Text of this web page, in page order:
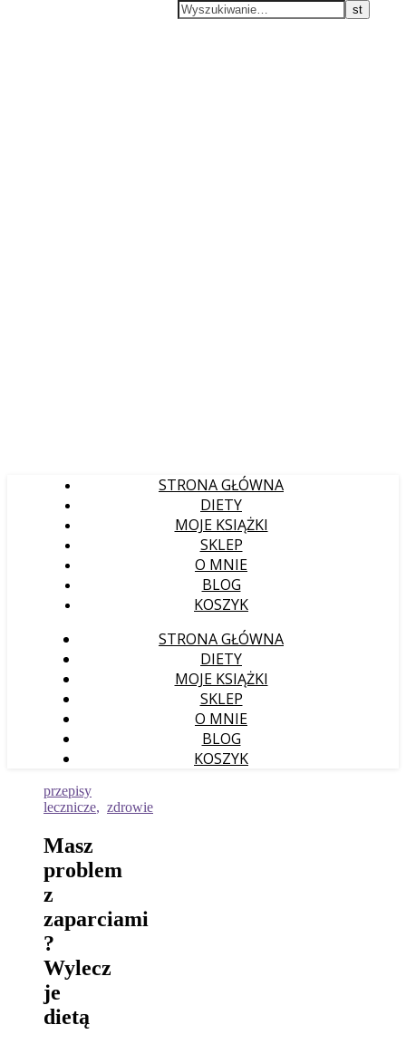
STRONA GŁÓWNA
DIETY
MOJE KSIĄŻKI
SKLEP
O MNIE
BLOG
KOSZYK
STRONA GŁÓWNA
DIETY
MOJE KSIĄŻKI
SKLEP
O MNIE
BLOG
KOSZYK
przepisy
lecznicze, zdrowie
Masz
problem
z
zaparciami
?
Wylecz
je
dietą